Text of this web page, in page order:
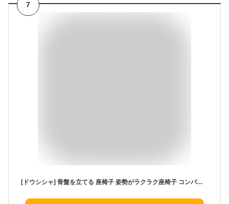
7
[ドウシシャ] 骨盤を立てる 座椅子 姿勢がラクラク座椅子 コンパクト 肘つき グレー DZSR-GY